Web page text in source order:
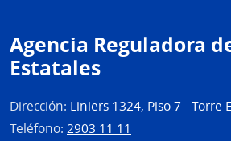
Agencia Reguladora
Estatales
Dirección: Liniers 1324, Piso 7 - Torre
Teléfono: 2903 11 11